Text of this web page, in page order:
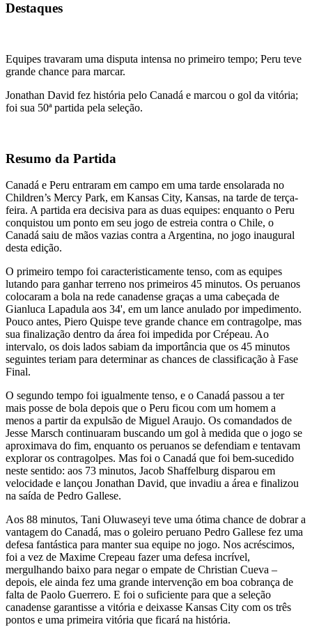
Destaques
Equipes travaram uma disputa intensa no primeiro tempo; Peru teve
grande chance para marcar.
Jonathan David fez história pelo Canadá e marcou o gol da vitória;
foi sua 50ª partida pela seleção.
Resumo da Partida
Canadá e Peru entraram em campo em uma tarde ensolarada no
Children’s Mercy Park, em Kansas City, Kansas, na tarde de terça-
feira. A partida era decisiva para as duas equipes: enquanto o Peru
conquistou um ponto em seu jogo de estreia contra o Chile, o
Canadá saiu de mãos vazias contra a Argentina, no jogo inaugural
desta edição.
O primeiro tempo foi caracteristicamente tenso, com as equipes
lutando para ganhar terreno nos primeiros 45 minutos. Os peruanos
colocaram a bola na rede canadense graças a uma cabeçada de
Gianluca Lapadula aos 34', em um lance anulado por impedimento.
Pouco antes, Piero Quispe teve grande chance em contragolpe, mas
sua finalização dentro da área foi impedida por Crépeau. Ao
intervalo, os dois lados sabiam da importância que os 45 minutos
seguintes teriam para determinar as chances de classificação à Fase
Final.
O segundo tempo foi igualmente tenso, e o Canadá passou a ter
mais posse de bola depois que o Peru ficou com um homem a
menos a partir da expulsão de Miguel Araujo. Os comandados de
Jesse Marsch continuaram buscando um gol à medida que o jogo se
aproximava do fim, enquanto os peruanos se defendiam e tentavam
explorar os contragolpes. Mas foi o Canadá que foi bem-sucedido
neste sentido: aos 73 minutos, Jacob Shaffelburg disparou em
velocidade e lançou Jonathan David, que invadiu a área e finalizou
na saída de Pedro Gallese.
Aos 88 minutos, Tani Oluwaseyi teve uma ótima chance de dobrar a
vantagem do Canadá, mas o goleiro peruano Pedro Gallese fez uma
defesa fantástica para manter sua equipe no jogo. Nos acréscimos,
foi a vez de Maxime Crepeau fazer uma defesa incrível,
mergulhando baixo para negar o empate de Christian Cueva –
depois, ele ainda fez uma grande intervenção em boa cobrança de
falta de Paolo Guerrero. E foi o suficiente para que a seleção
canadense garantisse a vitória e deixasse Kansas City com os três
pontos e uma primeira vitória que ficará na história.